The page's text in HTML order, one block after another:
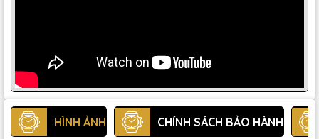
HÌNH ẢNH CHÍNH SÁCH BẢO HÀNH